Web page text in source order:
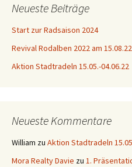
Neueste Beiträge
Start zur Radsaison 2024
Revival Rodalben 2022 am 15.08.22
Aktion Stadtradeln 15.05.-04.06.22
Neueste Kommentare
William zu Aktion Stadtradeln
Mora Realty Davie zu 1.